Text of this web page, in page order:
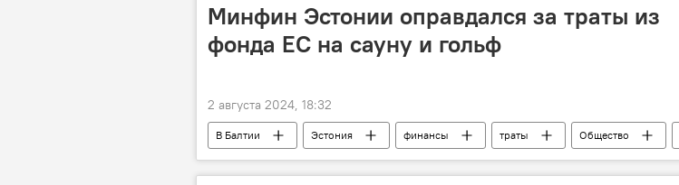
Минфин Эстонии оправдался за траты из
фонда ЕС на сауну и гольф
2 августа 2024, 18:32
В Балтии Эстония финансы траты Общество